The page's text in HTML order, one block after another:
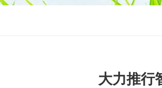
大力推行